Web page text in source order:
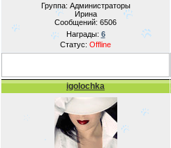
Группа: Администраторы
Ирина
Сообщений: 6506
Награды: 6
Статус: Offline
igolochka